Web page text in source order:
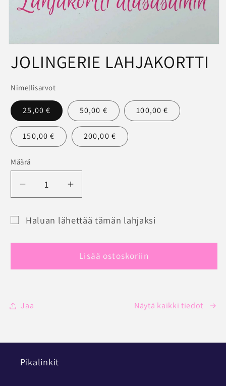
modaalisessa
JOLINGERIE LAHJAKORTTI
Nimellisarvot
25,00 € 50,00 € 100,00 €
150,00 € 200,00 €
Määrä
Määrä
Vähennä
tuotteen
LAHJAKORTTI
Lisää
tuotteen
LAHJAKORTTI
Haluan lähettää tämän lahjaksi
Lisää ostoskoriin
Jaa Näytä kaikki tiedot
Pikalinkit